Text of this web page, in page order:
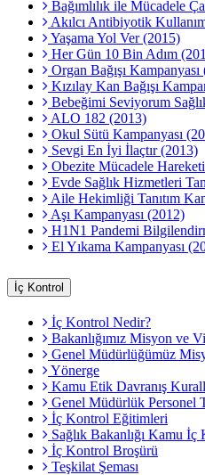
Bağımlılık ile Mücadele
Akılcı Antibiyotik
Yaşama Yol Ver (2015)
Her Gün 10 Bin Adım
Organ Bağışı
Kızılay Kan Bağışı
Bebeğimi Seviyorum
ALO 182 (2013)
Okul Sütü Kampanyası
Sevgi En İyi İlaçtır (2013)
Obezite Mücadele
Evde Sağlık Hizmetleri
Aile Hekimliği Tanıtım
Aşı Kampanyası (2012)
H1N1 Pandemi
El Yıkama Kampanyası
İç Kontrol
İç Kontrol Nedir?
Bakanlığımız Misyon ve
Genel Müdürlüğümüz
Yönerge
Kamu Etik Davranış
Genel Müdürlük Personel
İç Kontrol Eğitimleri
Sağlık Bakanlığı Kamu
İç Kontrol Broşürü
Teşkilat Şeması